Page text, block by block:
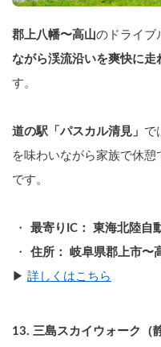
郡上八幡〜高山のドライブ
ながら渓流沿いを爽快に
す。
道の駅「パスカル清見」 で
を味わいながら家族で休
です。
最寄りIC： 東海北陸自
住所： 岐阜県郡上市〜
▶︎ 詳しくはこちら
13. 三島スカイウォーク（